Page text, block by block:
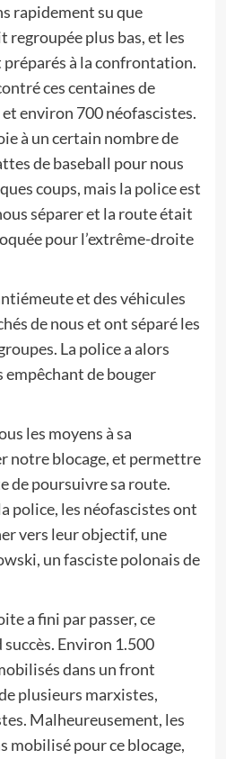
rapidement su que
regroupée plus bas, et les
à la confrontation.
ces centaines de
environ 700 néofascistes.
à un certain nombre de
de baseball pour nous
coups, mais la police est
séparer et la route était
pour l’extrême-droite
et des véhicules
de nous et ont séparé les
La police a alors
de bouger
les moyens à sa
notre blocage, et permettre
de poursuivre sa route.
police, les néofascistes ont
vers leur objectif, une
un fasciste polonais de
a fini par passer, ce
Environ 1.500
dans un front
plusieurs marxistes,
Malheureusement, les
mobilisé pour ce blocage,